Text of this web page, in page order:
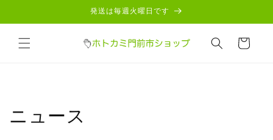
進む
発送は毎週火曜日です
カ
ー
ニュース